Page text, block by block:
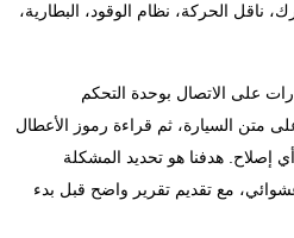
ناقل الحركة، نظام الوقود، البطارية،
على الاتصال بوحدة التحكم
متن السيارة، ثم قراءة رموز الأعطال
أي إصلاح. هدفنا هو تحديد المشكلة
مع تقديم تقرير واضح قبل بدء